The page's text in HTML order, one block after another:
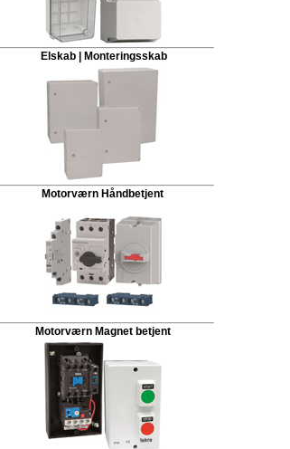
Elskab | Monteringsskab
Motorværn Håndbetjent
Motorværn Magnet betjent